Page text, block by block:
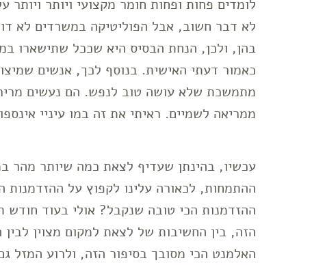
לומדים פחות ופחות חומר מקצועי ויותר
לא דבר חשוב, אבל הפוליטיקה במשרדים לא
בהן, ולכן, הנחת הבסיס היא שככל שתישארו
כאמור דעתי האישית. בנוסף לכך, אנשים
מתמשכת שלא עושה טוב לנפש. הם נעשים
ממריאה לשמיים. ראיתי את זה במו עיניי
עכשיו, בהינתן שעדיף לצאת כמה שיותר מהר
ההתמחות, לכאורה עלינו לקפוץ על
הזה, בין החשיבות של לצאת למקום מצוין
האלמנט הכי מסובך בסיפור הזה, ולרוע המזל